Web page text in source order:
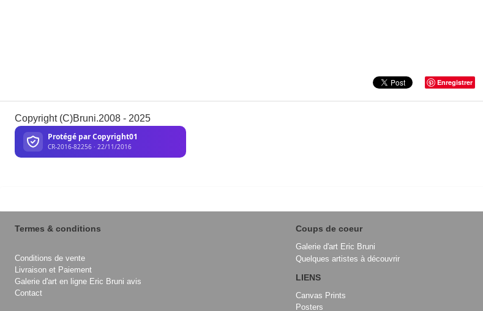
Enregistrer
Copyright (C)Bruni.2008 - 2025
Termes & conditions
Conditions de vente
Livraison et Paiement
Galerie d'art en ligne Eric Bruni avis
Contact
Coups de coeur
Galerie d'art Eric Bruni
Quelques artistes à découvrir
LIENS
Canvas Prints
Posters